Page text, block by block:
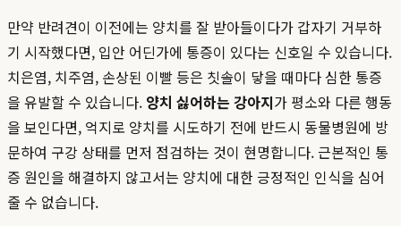
만약 반려견이 이전에는 양치를 잘 받아들이다가 갑자기 거부하
기 시작했다면, 입안 어딘가에 통증이 있다는 신호일 수 있습니다.
치은염, 치주염, 손상된 이빨 등은 칫솔이 닿을 때마다 심한 통증
을 유발할 수 있습니다. 양치 싫어하는 강아지가 평소와 다른 행동
을 보인다면, 억지로 양치를 시도하기 전에 반드시 동물병원에 방
문하여 구강 상태를 먼저 점검하는 것이 현명합니다. 근본적인 통
증 원인을 해결하지 않고서는 양치에 대한 긍정적인 인식을 심어
줄 수 없습니다.